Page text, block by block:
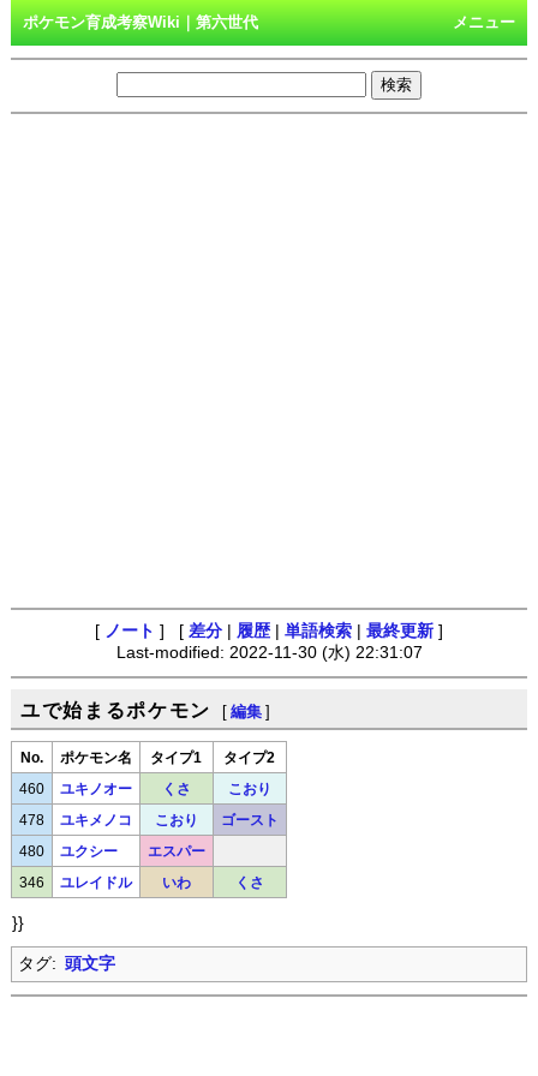
メニュー
ポケモン育成考察Wiki｜第六世代
[ ノート ] [ 差分 履歴 単語検索 最終更新 ]
Last-modified: 2022-11-30 (水) 22:31:07
ユで始まるポケモン [ 編集 ]
No. ポケモン名 タイプ1 タイプ2
460 ユキノオー くさ こおり
478 ユキメノコ こおり ゴースト
480 ユクシー エスパー
346 ユレイドル いわ くさ
}}
タグ: 頭文字